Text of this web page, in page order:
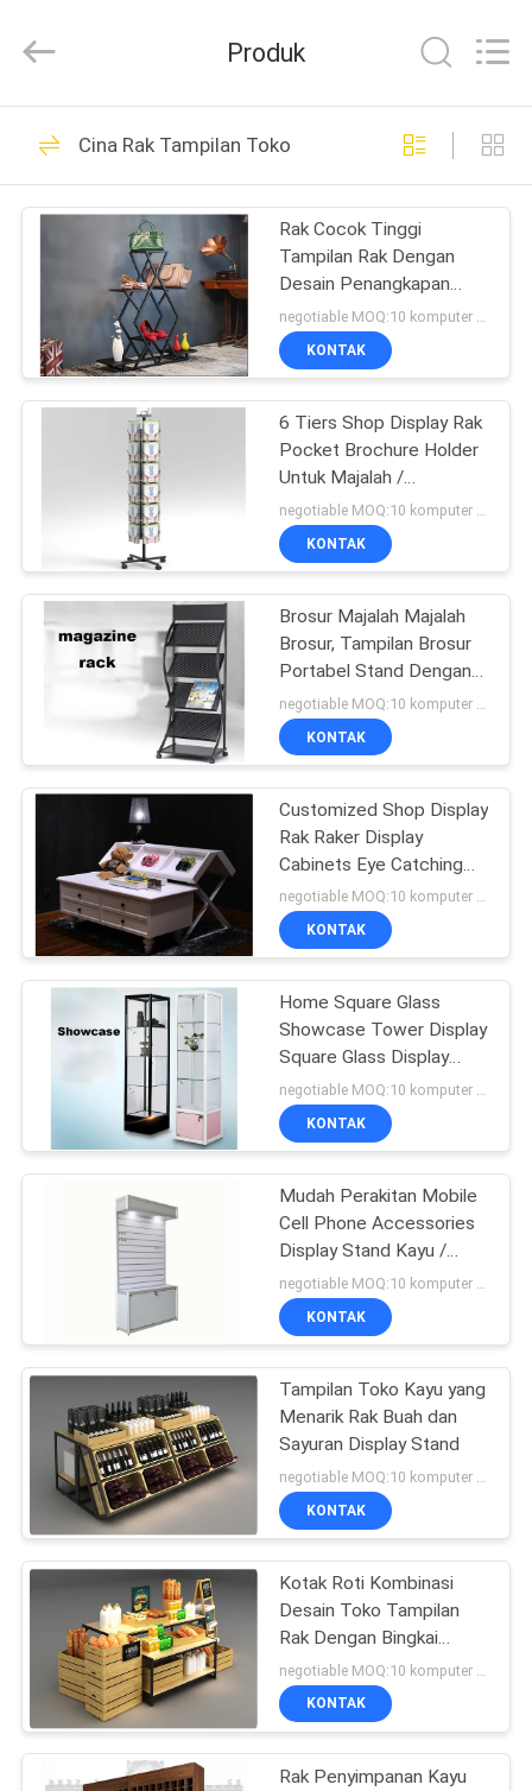
RUMAH
PRODUK
TENTANG
KAMI
PABRIK
KONTROL
KUALITAS
HUBUNGI
PERMINTAAN
PENAWARAN
SITEMAP
PRIVACY
Shelves
Co.,Ltd.
Reserved.
Rak Tampilan Toko
41
Rak Peraga
Supermarket
39
Rak Penyimpanan
Gudang
32
Toko Perhiasan
Menampilkan
51
Rak Tampilan Olah
Raga
10
Rak pakaian
Tampilan
22
Rak Tampilan
Farmasi
Produk
Cina Rak Tampilan Toko
Rak Cocok Tinggi
Tampilan Rak Dengan
Desain Penangkapan
Mata Tipe Vertikal
negotiable MOQ:10 komputer PC
KONTAK
6 Tiers Shop Display Rak
Pocket Brochure Holder
Untuk Majalah /
Periklanan
KONTAK
Brosur Majalah Majalah
Brosur, Tampilan Brosur
Portabel Stand Dengan
Desain Logo
KONTAK
Customized Shop Display
Rak Raker Display
Cabinets Eye Catching
Design
negotiable MOQ:10 komputer PC
KONTAK
Home Square Glass
Showcase Tower Display
Square Glass Display
Case for Collectibles
negotiable MOQ:10 komputer PC
KONTAK
Mudah Perakitan Mobile
Cell Phone Accessories
Display Stand Kayu /
Bahan Logam
KONTAK
Tampilan Toko Kayu yang
Menarik Rak Buah dan
Sayuran Display Stand
KONTAK
Kotak Roti Kombinasi
Desain Toko Tampilan
Rak Dengan Bingkai
Logam
KONTAK
Rak Penyimpanan Kayu